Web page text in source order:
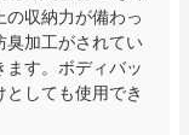
収納力が備わっ
臭加工がされてい
す。ボディバッ
しても使用でき